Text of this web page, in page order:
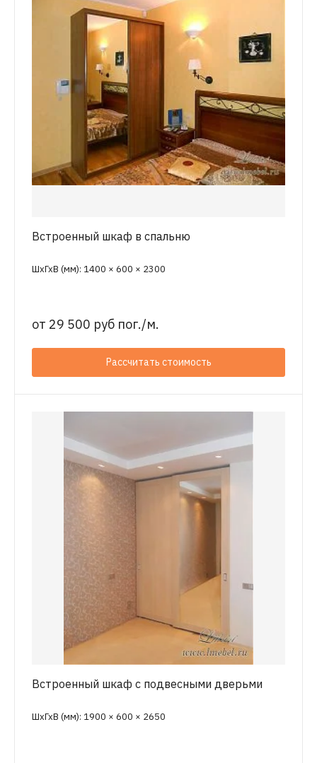
Встроенный шкаф в спальню
ШхГхВ (мм): 1400 × 600 × 2300
от 29 500 руб пог./м.
Рассчитать стоимость
Встроенный шкаф с подвесными дверьми
ШхГхВ (мм): 1900 × 600 × 2650